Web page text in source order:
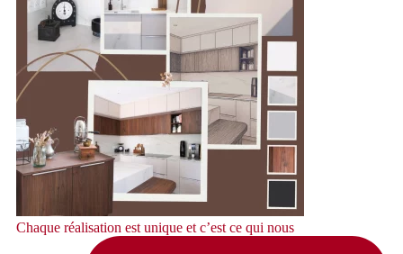
Chaque réalisation est unique et c’est ce qui nous